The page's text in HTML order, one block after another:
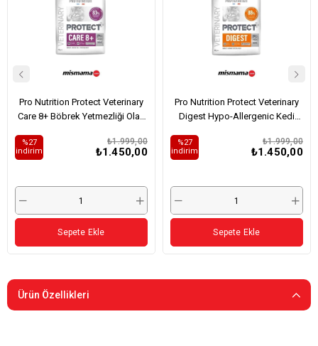
Pro Nutrition Protect Veterinary
Care 8+ Böbrek Yetmezliği Olan
₺1.450,00
₺1.999,00
%27
i̇ndirim
Sepete Ekle
Pro Nutrition Protect Veterinary
Digest Hypo-Allergenic Kedi
₺1.450,00
₺1.999,00
%27
i̇ndirim
Sepete Ekle
Ürün Özellikleri